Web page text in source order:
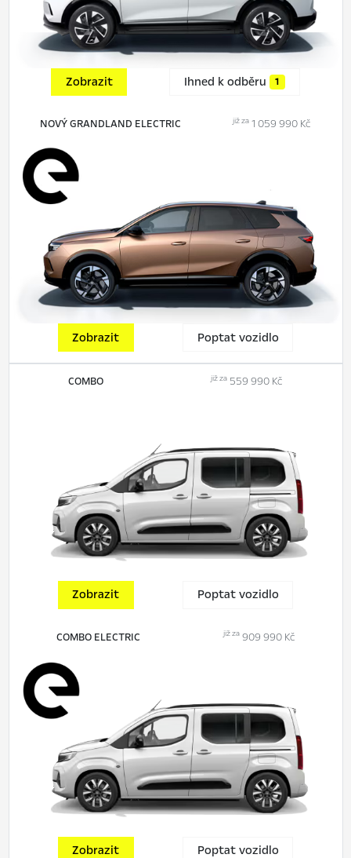
Zobrazit Ihned k odběru 1
NOVÝ GRANDLAND ELECTRIC již za1 059 990 Kč
Zobrazit Poptat vozidlo
COMBO již za 559 990 Kč
Zobrazit Poptat vozidlo
COMBO ELECTRIC již za909 990 Kč
Zobrazit Poptat vozidlo